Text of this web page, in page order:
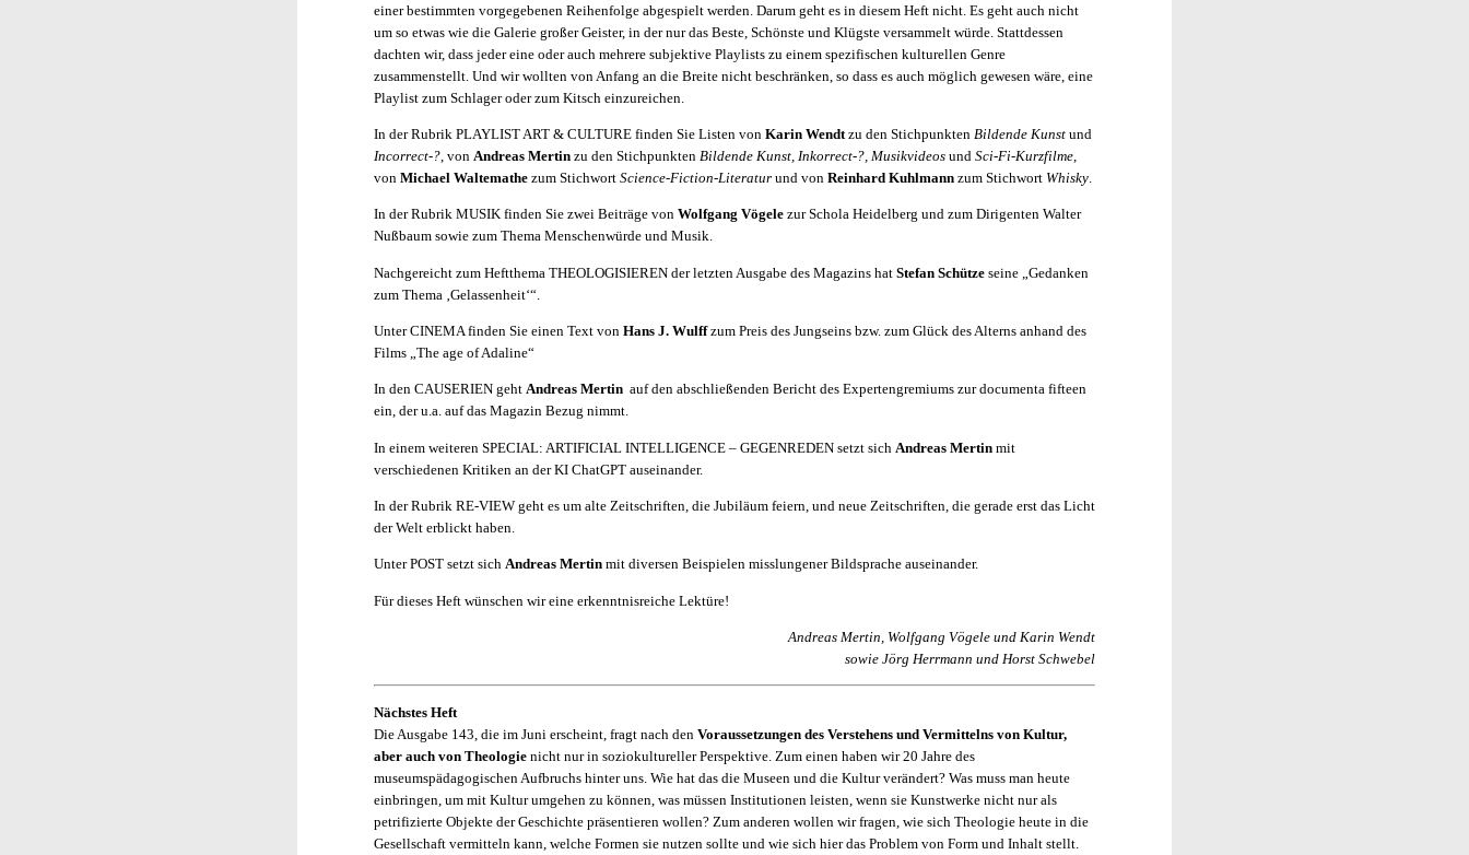
einer bestimmten vorgegebenen Reihenfolge abgespielt werden. Darum geht es in diesem Heft nicht. Es geht auch nicht
um so etwas wie die Galerie großer Geister, in der nur das Beste, Schönste und Klügste versammelt würde. Stattdessen
dachten wir, dass jeder eine oder auch mehrere subjektive Playlists zu einem spezifischen kulturellen Genre
zusammenstellt. Und wir wollten von Anfang an die Breite nicht beschränken, so dass es auch möglich gewesen wäre, eine
Playlist zum Schlager oder zum Kitsch einzureichen.
In der Rubrik PLAYLIST ART & CULTURE finden Sie Listen von Karin Wendt zu den Stichpunkten Bildende Kunst und
Incorrect-? , von Andreas Mertin zu den Stichpunkten Bildende Kunst, Inkorrect-?, Musikvideos und Sci-Fi-Kurzfilme
von Michael Waltemathe zum Stichwort Science-Fiction-Literatur und von Reinhard Kuhlmann zum Stichwort Whisky
In der Rubrik MUSIK finden Sie zwei Beiträge von Wolfgang Vögele zur Schola Heidelberg und zum Dirigenten Walter
Nußbaum sowie zum Thema Menschenwürde und Musik.
Nachgereicht zum Heftthema THEOLOGISIEREN der letzten Ausgabe des Magazins hat Stefan Schütze seine „Gedanken
zum Thema ‚Gelassenheit‘“.
Unter CINEMA finden Sie einen Text von Hans J. Wulffzum Preis des Jungseins bzw. zum Glück des Alterns anhand des
Films „The age of Adaline“
In den CAUSERIEN geht Andreas Mertin auf den abschließenden Bericht des Expertengremiums zur documenta fifteen
ein, der u.a. auf das Magazin Bezug nimmt.
In einem weiteren SPECIAL: ARTIFICIAL INTELLIGENCE – GEGENREDEN setzt sich Andreas Mertin mit
verschiedenen Kritiken an der KI ChatGPT auseinander.
In der Rubrik RE-VIEW geht es um alte Zeitschriften, die Jubiläum feiern, und neue Zeitschriften, die gerade erst das Licht
der Welt erblickt haben.
Unter POST setzt sich Andreas Mertin mit diversen Beispielen misslungener Bildsprache auseinander.
Für dieses Heft wünschen wir eine erkenntnisreiche Lektüre!
Andreas Mertin, Wolfgang Vögele und Karin Wendt
sowie Jörg Herrmann und Horst Schwebel
Nächstes Heft
Die Ausgabe 143, die im Juni erscheint, fragt nach den Voraussetzungen des Verstehens und Vermittelns von Kultur,
aber auch von Theologie nicht nur in soziokultureller Perspektive. Zum einen haben wir 20 Jahre des
museumspädagogischen Aufbruchs hinter uns. Wie hat das die Museen und die Kultur verändert? Was muss man heute
einbringen, um mit Kultur umgehen zu können, was müssen Institutionen leisten, wenn sie Kunstwerke nicht nur als
petrifizierte Objekte der Geschichte präsentieren wollen? Zum anderen wollen wir fragen, wie sich Theologie heute in die
Gesellschaft vermitteln kann, welche Formen sie nutzen sollte und wie sich hier das Problem von Form und Inhalt stellt.